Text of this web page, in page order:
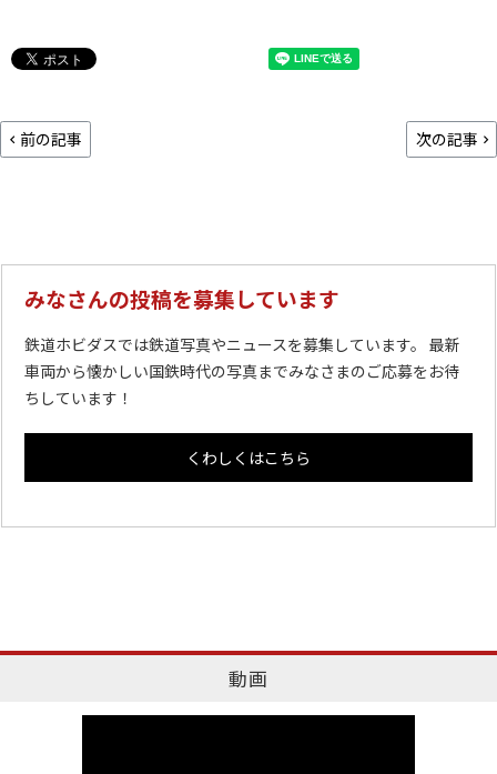
前の記事 次の記事
みなさんの投稿を募集しています
鉄道ホビダスでは鉄道写真やニュースを募集しています。 最新
車両から懐かしい国鉄時代の写真までみなさまのご応募をお待
ちしています！
くわしくはこちら
動画